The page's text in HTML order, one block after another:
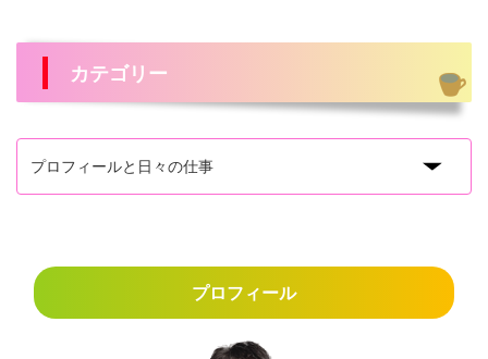
カテゴリー
プロフィール